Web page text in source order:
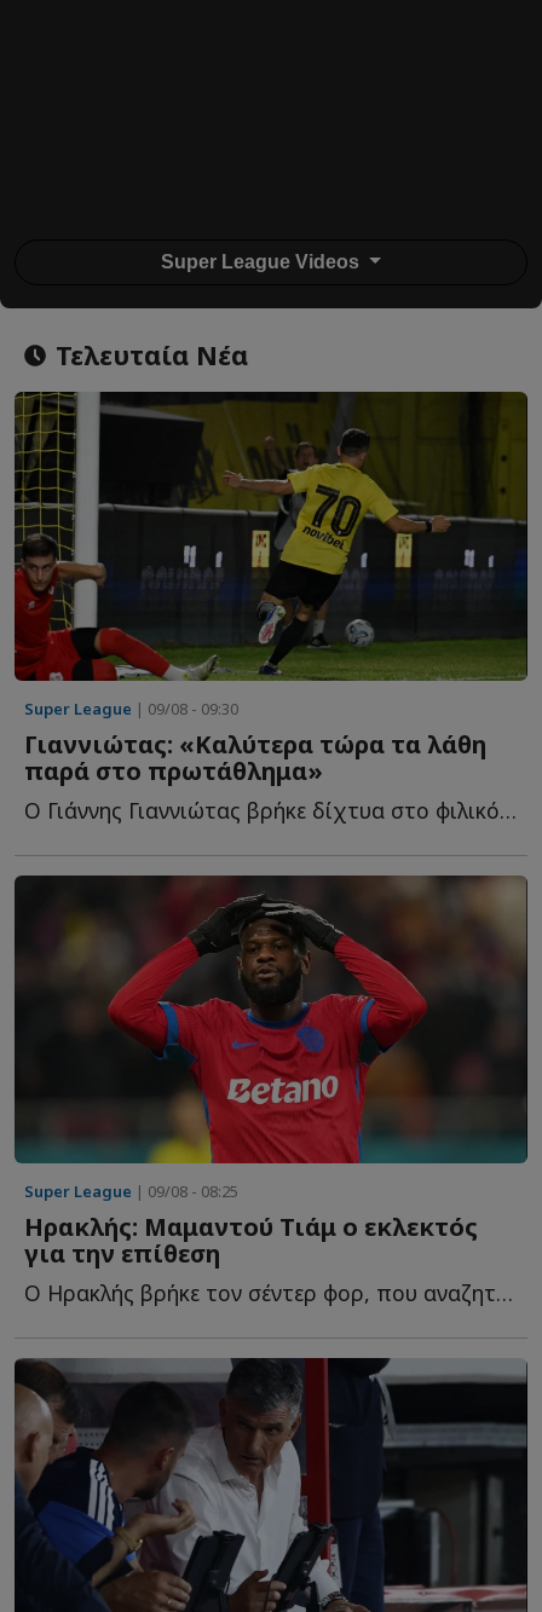
Super League Videos
Τελευταία Νέα
Super League | 09/08 - 09:30
Γιαννιώτας: «Καλύτερα τώρα τα λάθη
παρά στο πρωτάθλημα»
Ο Γιάννης Γιαννιώτας βρήκε δίχτυα στο φιλικό του Άρη μ...
Super League | 09/08 - 08:25
Ηρακλής: Μαμαντού Τιάμ ο εκλεκτός
για την επίθεση
Ο Ηρακλής βρήκε τον σέντερ φορ, που αναζητούσε στην π...